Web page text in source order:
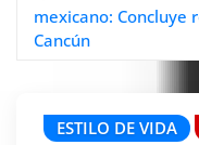
mexicano: Concluye
Cancún
ESTILO DE VIDA